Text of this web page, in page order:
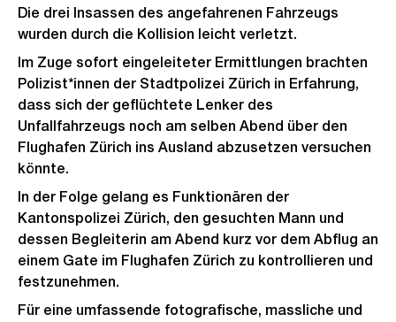
Die drei Insassen des angefahrenen Fahrzeugs
wurden durch die Kollision leicht verletzt.
Im Zuge sofort eingeleiteter Ermittlungen brachten
Polizist*innen der Stadtpolizei Zürich in Erfahrung,
dass sich der geflüchtete Lenker des
Unfallfahrzeugs noch am selben Abend über den
Flughafen Zürich ins Ausland abzusetzen versuchen
könnte.
In der Folge gelang es Funktionären der
Kantonspolizei Zürich, den gesuchten Mann und
dessen Begleiterin am Abend kurz vor dem Abflug an
einem Gate im Flughafen Zürich zu kontrollieren und
festzunehmen.
Für eine umfassende fotografische, massliche und